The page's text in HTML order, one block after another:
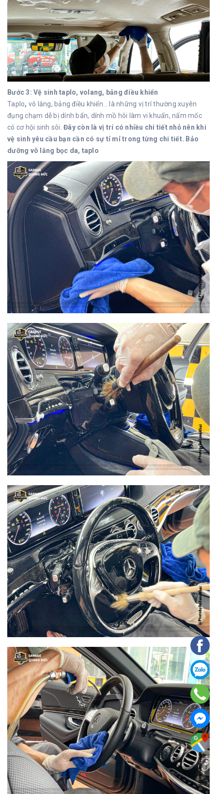
Bước 3: Vệ sinh taplo, volang, bảng điều khiển
Taplo, vô lăng, bảng điều khiển… là những vị trí thường xuyên
đụng chạm dễ bị dính bẩn, dính mồ hôi làm vi khuẩn, nấm mốc
có cơ hội sinh sôi. Đây còn là vị trí có nhiều chi tiết nhỏ nên khi
vệ sinh yêu cầu bạn cần có sự tỉ mỉ trong từng chi tiết. Bảo
dưỡng vô lăng bọc da, taplo